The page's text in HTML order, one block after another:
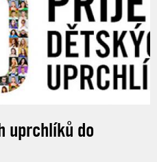
uprchlíků do